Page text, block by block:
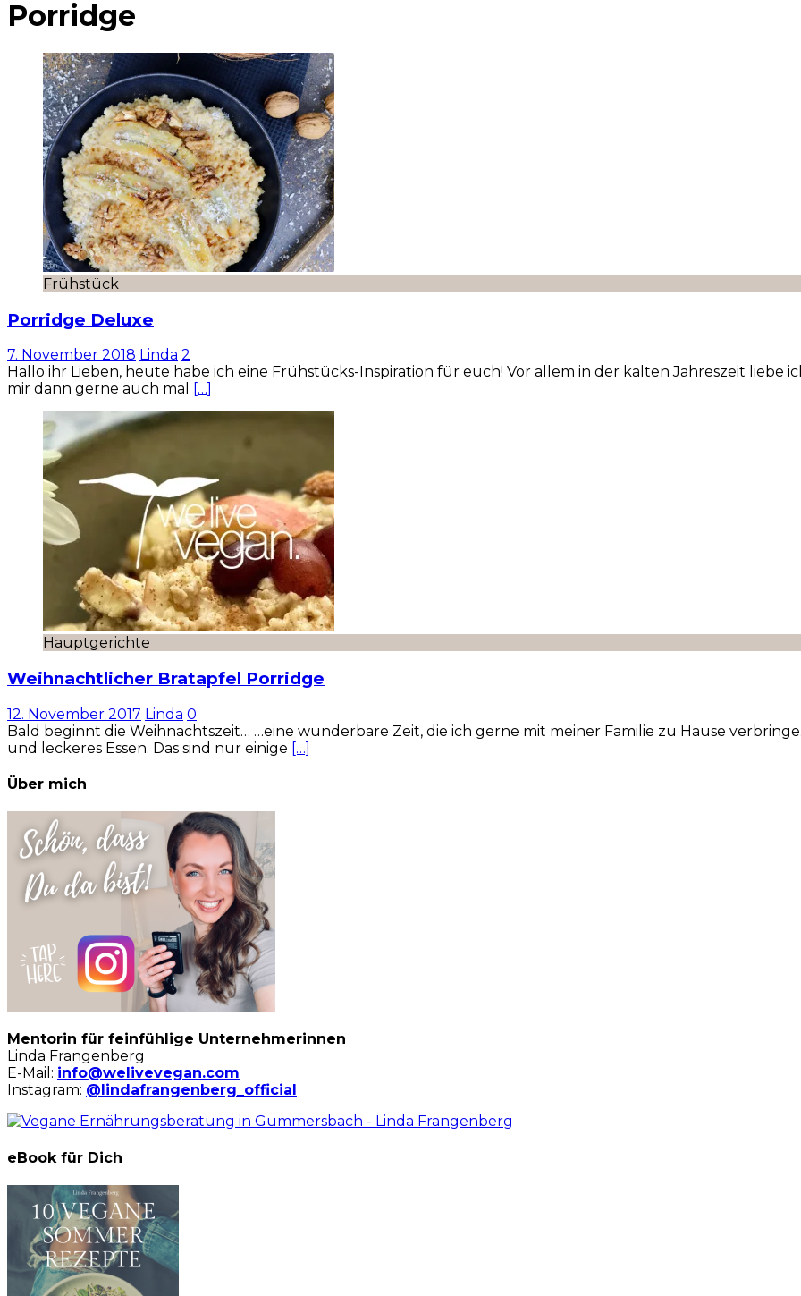
Porridge
Frühstück
Porridge Deluxe
7. November 2018 Linda 2
Hallo ihr Lieben, heute habe ich eine Frühstücks-Inspiration für euch! Vor allem in der kalten Jahreszeit liebe
mir dann gerne auch mal
[…]
Hauptgerichte
Weihnachtlicher Bratapfel Porridge
12. November 2017 Linda 0
Bald beginnt die Weihnachtszeit… …eine wunderbare Zeit, die ich gerne mit meiner Familie zu Hause
und leckeres Essen. Das sind nur einige […]
Über mich
Mentorin für feinfühlige Unternehmerinnen
Linda Frangenberg
E-Mail: info@welivevegan.com
Instagram: @lindafrangenberg_official
eBook für Dich